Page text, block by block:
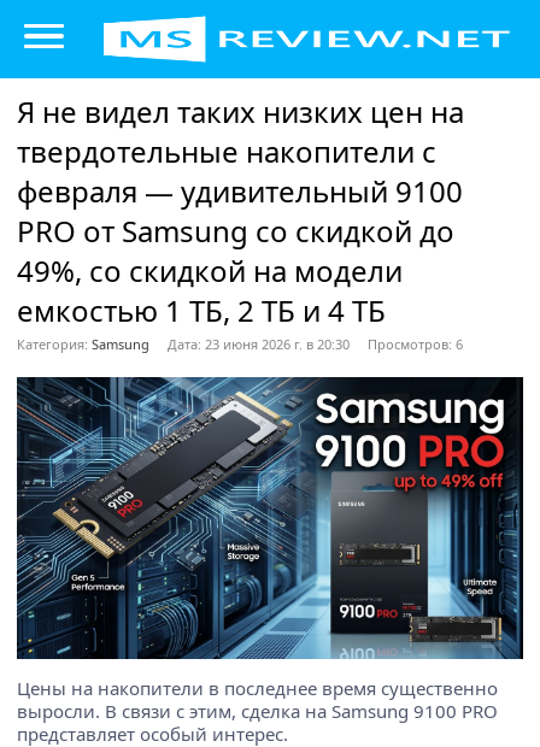
Я не видел таких низких цен на
твердотельные накопители с
февраля — удивительный 9100
PRO от Samsung со скидкой до
49%, со скидкой на модели
емкостью 1 ТБ, 2 ТБ и 4 ТБ
Категория: Samsung Дата: 23 июня 2026 г. в 20:30 Просмотров: 6
Цены на накопители в последнее время существенно
выросли. В связи с этим, сделка на Samsung 9100 PRO
представляет особый интерес.